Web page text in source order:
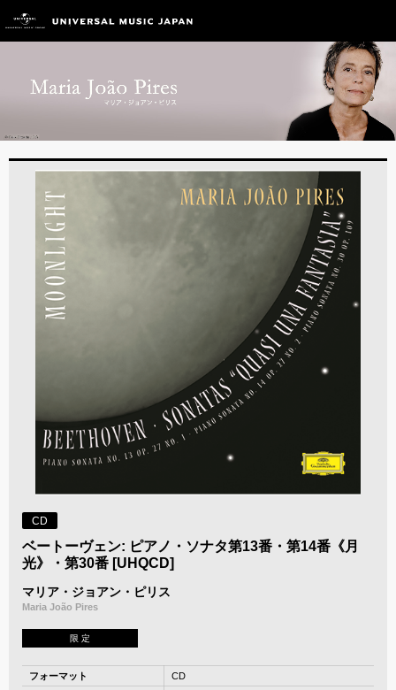
CD
ベートーヴェン: ピアノ・ソナタ第13番・第14番《月
光》・第30番 [UHQCD]
マリア・ジョアン・ピリス
Maria João Pires
限 定
フォーマット
CD